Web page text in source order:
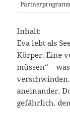
Inhalt:
Eva lebt als
Körper. Eine
müssen“ –
aneinander.
gefährlich,